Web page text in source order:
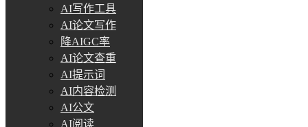
AI写作工具
AI论文写作
降AIGC率
AI论文查重
AI提示词
AI内容检测
AI公文
AI阅读